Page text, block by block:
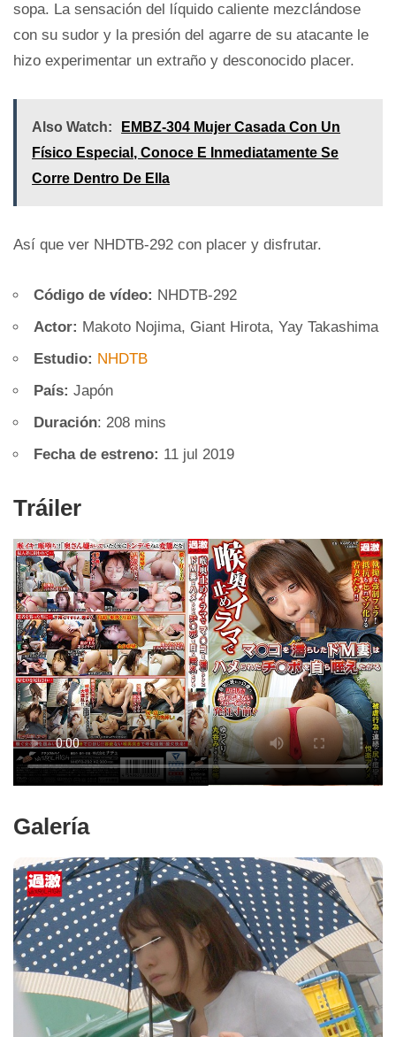
sopa. La sensación del líquido caliente mezclándose
con su sudor y la presión del agarre de su atacante le
hizo experimentar un extraño y desconocido placer.
Also Watch:
EMBZ-304 Mujer Casada Con Un
Físico Especial, Conoce E Inmediatamente Se
Corre Dentro De Ella
Así que ver NHDTB-292 con placer y disfrutar.
Código de vídeo: NHDTB-292
Actor: Makoto Nojima, Giant Hirota, Yay Takashima
Estudio: NHDTB
País:Japón
Duración: 208 mins
Fecha de estreno: 11 jul 2019
Tráiler
Galería